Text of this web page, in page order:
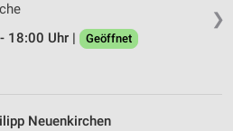
❯
18:00 Uhr |
Geöffnet
Neuenkirchen